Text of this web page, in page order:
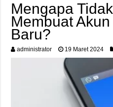
Mengapa
Membuat
Baru?
administrator 19 Maret 2024